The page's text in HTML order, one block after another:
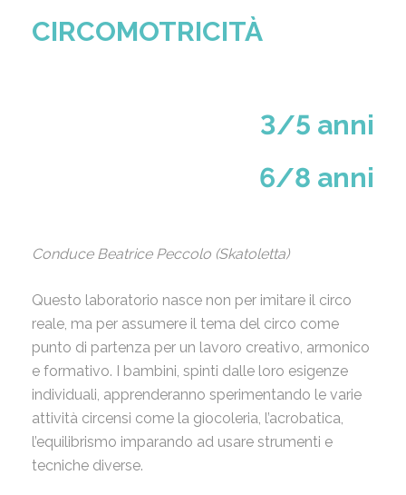
CIRCOMOTRICITÀ
3/5 anni
6/8 anni
Conduce Beatrice Peccolo (Skatoletta)
Questo laboratorio nasce non per imitare il circo
reale, ma per assumere il tema del circo come
punto di partenza per un lavoro creativo, armonico
e formativo. I bambini, spinti dalle loro esigenze
individuali, apprenderanno sperimentando le varie
attività circensi come la giocoleria, l’acrobatica,
l’equilibrismo imparando ad usare strumenti e
tecniche diverse.